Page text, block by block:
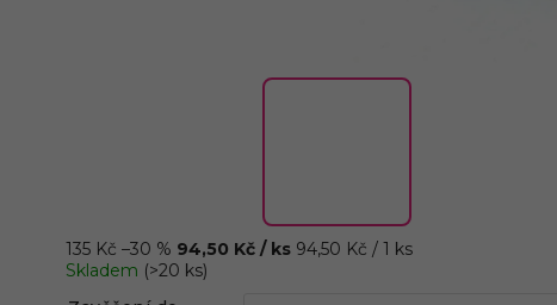
135 Kč –30 % 94,50 Kč / ks 94,50 Kč / 1 ks
Skladem (>20 ks)